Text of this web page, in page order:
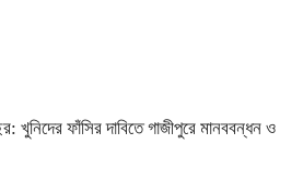
খুনিদের ফাঁসির দাবিতে গাজীপুরে মানববন্ধন ও